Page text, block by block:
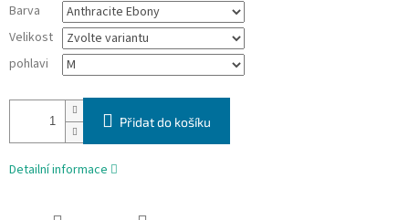
Barva
Velikost
pohlavi
Přidat do košíku
Detailní informace